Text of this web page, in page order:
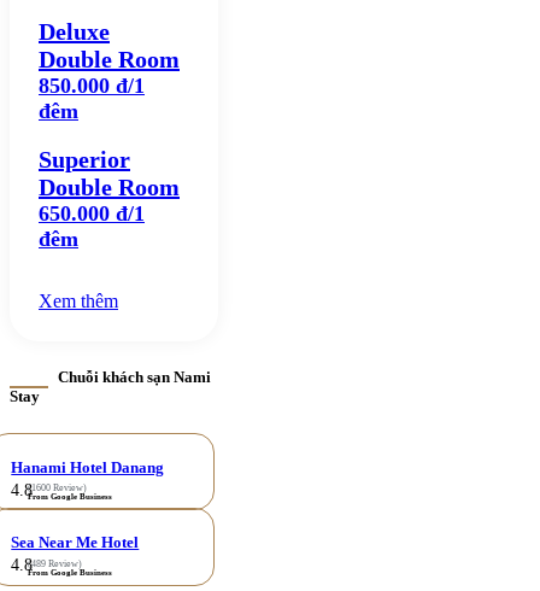
Deluxe
Double Room
850.000 đ/1
đêm
Superior
Double Room
650.000 đ/1
đêm
Xem thêm
Chuỗi khách sạn Nami
Stay
Hanami Hotel Danang
4.8(1600 Review)
From Google Business
Sea Near Me Hotel
4.8(489 Review)
From Google Business